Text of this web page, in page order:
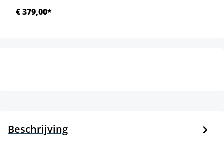
€ 379,00*
Beschrijving